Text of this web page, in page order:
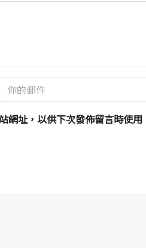
網址，以供下次發佈留言時使用